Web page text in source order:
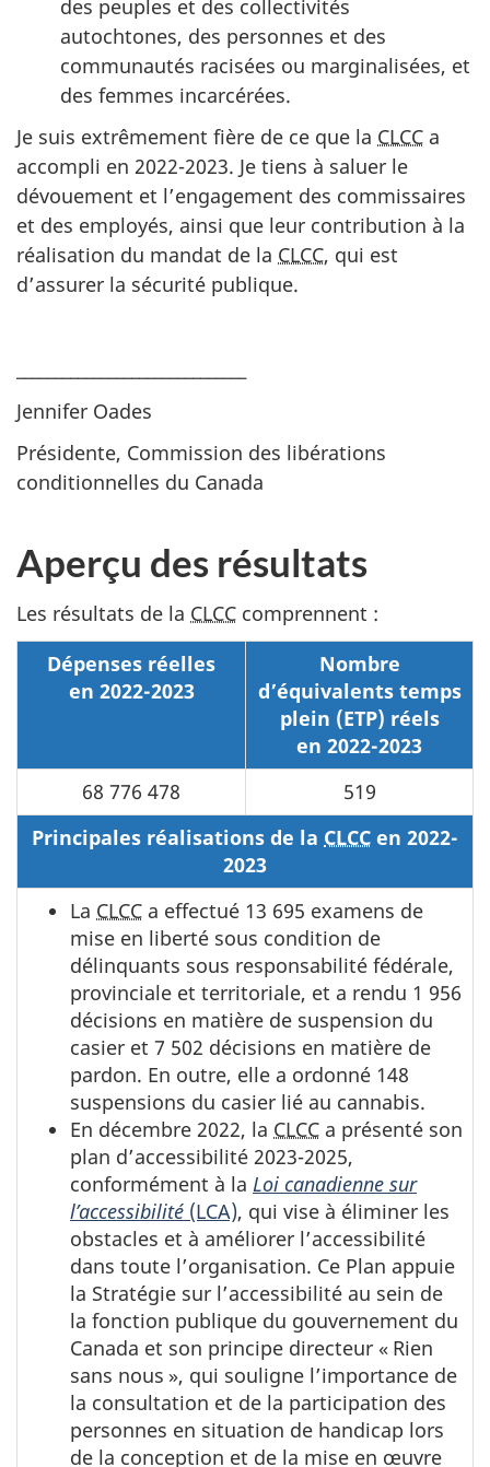
des peuples et des collectivités
autochtones, des personnes et des
communautés racisées ou marginalisées, et
des femmes incarcérées.
Je suis extrêmement fière de ce que la CLCC a
accompli en 2022-2023. Je tiens à saluer le
dévouement et l’engagement des commissaires
et des employés, ainsi que leur contribution à la
réalisation du mandat de la CLCC, qui est
d’assurer la sécurité publique.
Jennifer Oades
Présidente, Commission des libérations
conditionnelles du Canada
Aperçu des résultats
Les résultats de la CLCC comprennent :
Dépenses réelles
en 2022-2023
Nombre
d’équivalents temps
plein (ETP) réels
en 2022-2023
68 776 478
519
Principales réalisations de la CLCC en 2022-
2023
La CLCC a effectué 13 695 examens de
mise en liberté sous condition de
délinquants sous responsabilité fédérale,
provinciale et territoriale, et a rendu 1 956
décisions en matière de suspension du
casier et 7 502 décisions en matière de
pardon. En outre, elle a ordonné 148
suspensions du casier lié au cannabis.
En décembre 2022, la CLCC a présenté son
plan d’accessibilité 2023-2025,
conformément à la Loi canadienne sur
l’accessibilité (LCA), qui vise à éliminer les
obstacles et à améliorer l’accessibilité
dans toute l’organisation. Ce Plan appuie
la Stratégie sur l’accessibilité au sein de
la fonction publique du gouvernement du
Canada et son principe directeur « Rien
sans nous », qui souligne l’importance de
la consultation et de la participation des
personnes en situation de handicap lors
de la conception et de la mise en œuvre